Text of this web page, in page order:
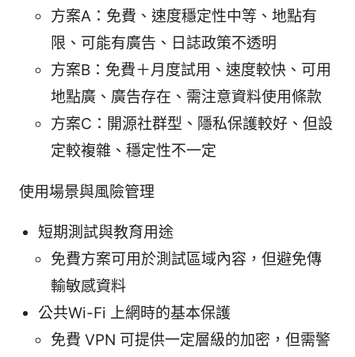
方案A：免費、速度穩定性中等、地點有
限、可能有廣告、日誌政策不透明
方案B：免費＋月度試用、速度較快、可用
地點廣、廣告存在、需注意資料使用條款
方案C：開源社群型、隱私保護較好、但設
定較複雜、穩定性不一定
使用場景與風險管理
短期測試與教育用途
免費方案可用於測試區域內容，但避免傳
輸敏感資料
公共Wi-Fi 上網時的基本保護
免費 VPN 可提供一定層級的加密，但需警